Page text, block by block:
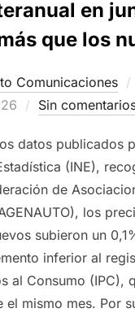
en
que los
Comunicaciones
Sin
datos publicados
(INE),
de
los
subieron un
inferior al
al Consumo (IPC),
el mismo mes. Por